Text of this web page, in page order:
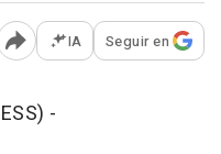
Abrir opciones para
IA Seguir en
-